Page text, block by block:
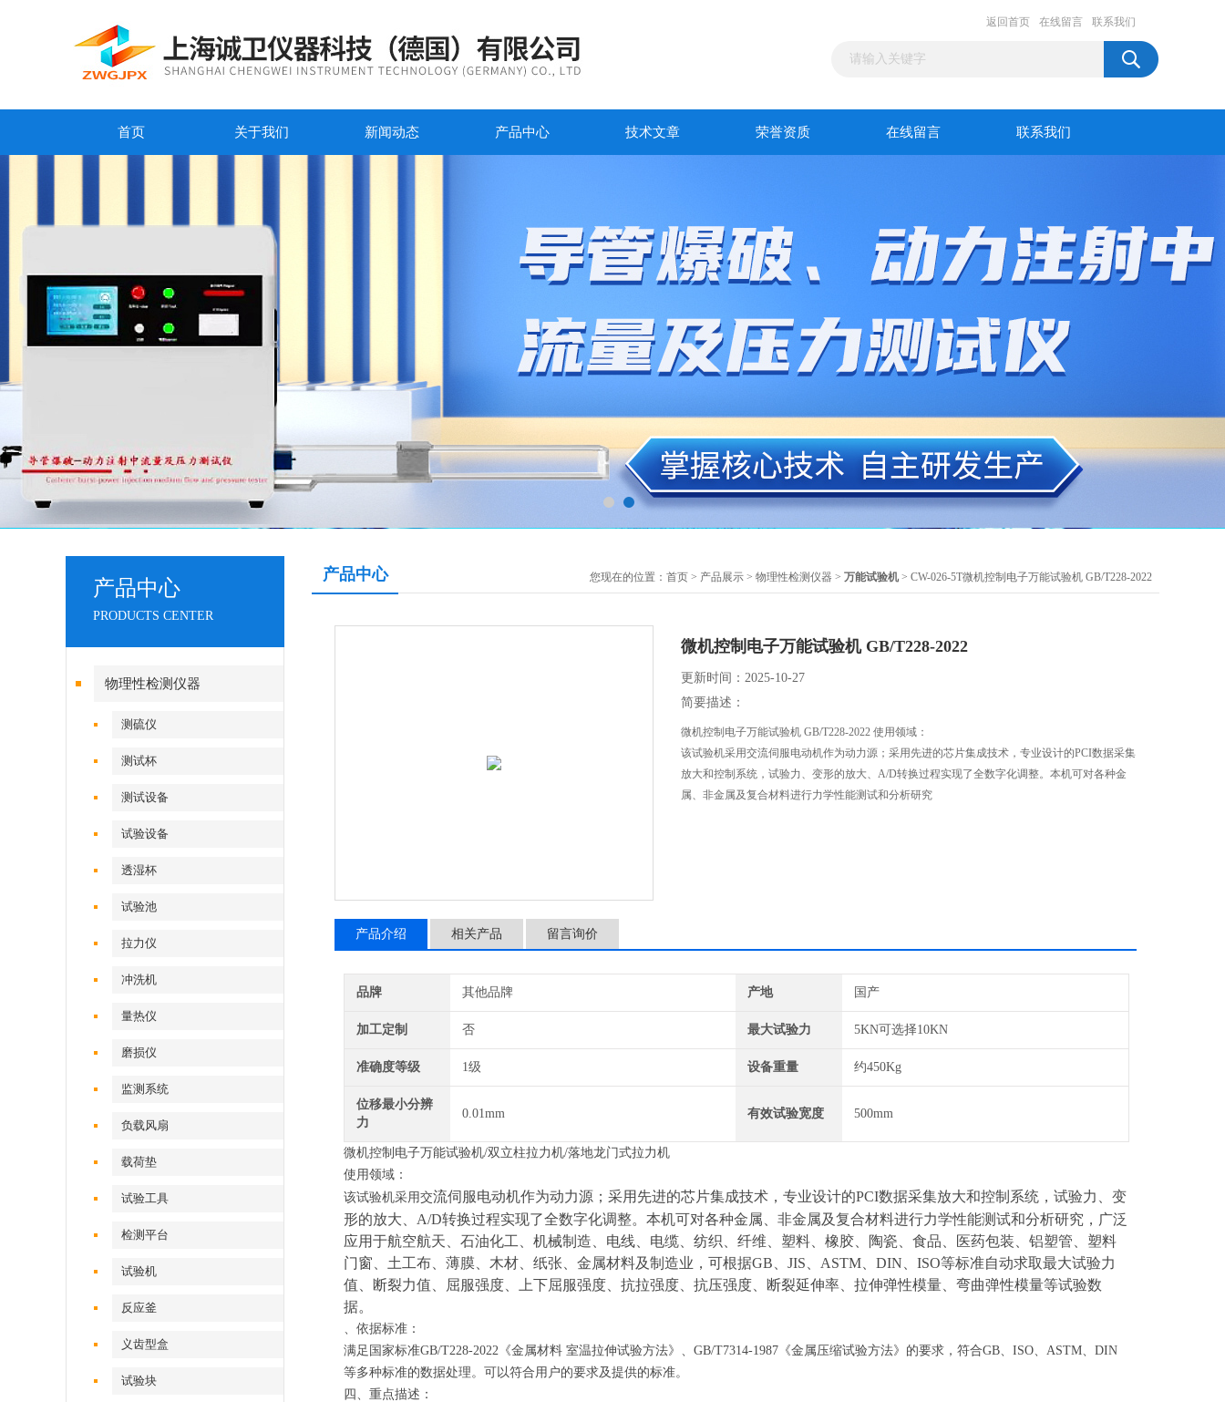
返回首页 在线留言 联系我们
首页 关于我们 新闻动态 产品中心 技术文章 荣誉资质 在线留言 联系我们
产品中心
PRODUCTS CENTER
物理性检测仪器
测硫仪
测试杯
测试设备
试验设备
透湿杯
试验池
拉力仪
冲洗机
量热仪
磨损仪
监测系统
负载风扇
载荷垫
试验工具
检测平台
试验机‌
反应釜
义齿型盒
试验块
产品中心 您现在的位置： 首页 > 产品展示 > 物理性检测仪器 > 万能试验机 > CW-026-5T微机控制电子万能试验机 GB/T228-2022
微机控制电子万能试验机 GB/T228-2022
更新时间：2025-10-27
简要描述：
微机控制电子万能试验机 GB/T228-2022 使用领域：
该试验机采用交流伺服电动机作为动力源；采用先进的芯片集成技术，专业设计的PCI数据采集
放大和控制系统，试验力、变形的放大、A/D转换过程实现了全数字化调整。本机可对各种金
属、非金属及复合材料进行力学性能测试和分析研究
产品介绍 相关产品 留言询价
品牌 其他品牌 产地 国产
加工定制 否 最大试验力 5KN可选择10KN
准确度等级 1级 设备重量 约450Kg
位移最小分辨
力
0.01mm 有效试验宽度 500mm
微机控制电子万能试验机/双立柱拉力机/落地龙门式拉力机
使用领域：
该试验机采用交流伺服电动机作为动力源；采用先进的芯片集成技术，专业设计的PCI数据采集放大和控制系统，试验力、变
形的放大、 A/D转换过程实现了全数字化调整。本机可对各种金属、非金属及复合材料进行力学性能测试和分析研究，广泛
应用于航空航天、石油化工、机械制造、电线、电缆、纺织、纤维、塑料、橡胶、陶瓷、食品、医药包装、铝塑管、塑料
门窗、土工布、薄膜、木材、纸张、金属材料及制造业，可根据GB JIS ASTM DIN ISO等标准自动求取最大试验力
值、断裂力值、屈服强度、上下屈服强度、抗拉强度、抗压强度、断裂延伸率、拉伸弹性模量、弯曲弹性模量等试验数
据。
、依据标准：
满足国家标准GB/T228-2022 《金属材料 室温拉伸试验方法》、 GB/T7314-1987 《金属压缩试验方法》的要求，符合GB、 ISO、 ASTM、 DIN
等多种标准的数据处理。可以符合用户的要求及提供的标准。
四、重点描述：